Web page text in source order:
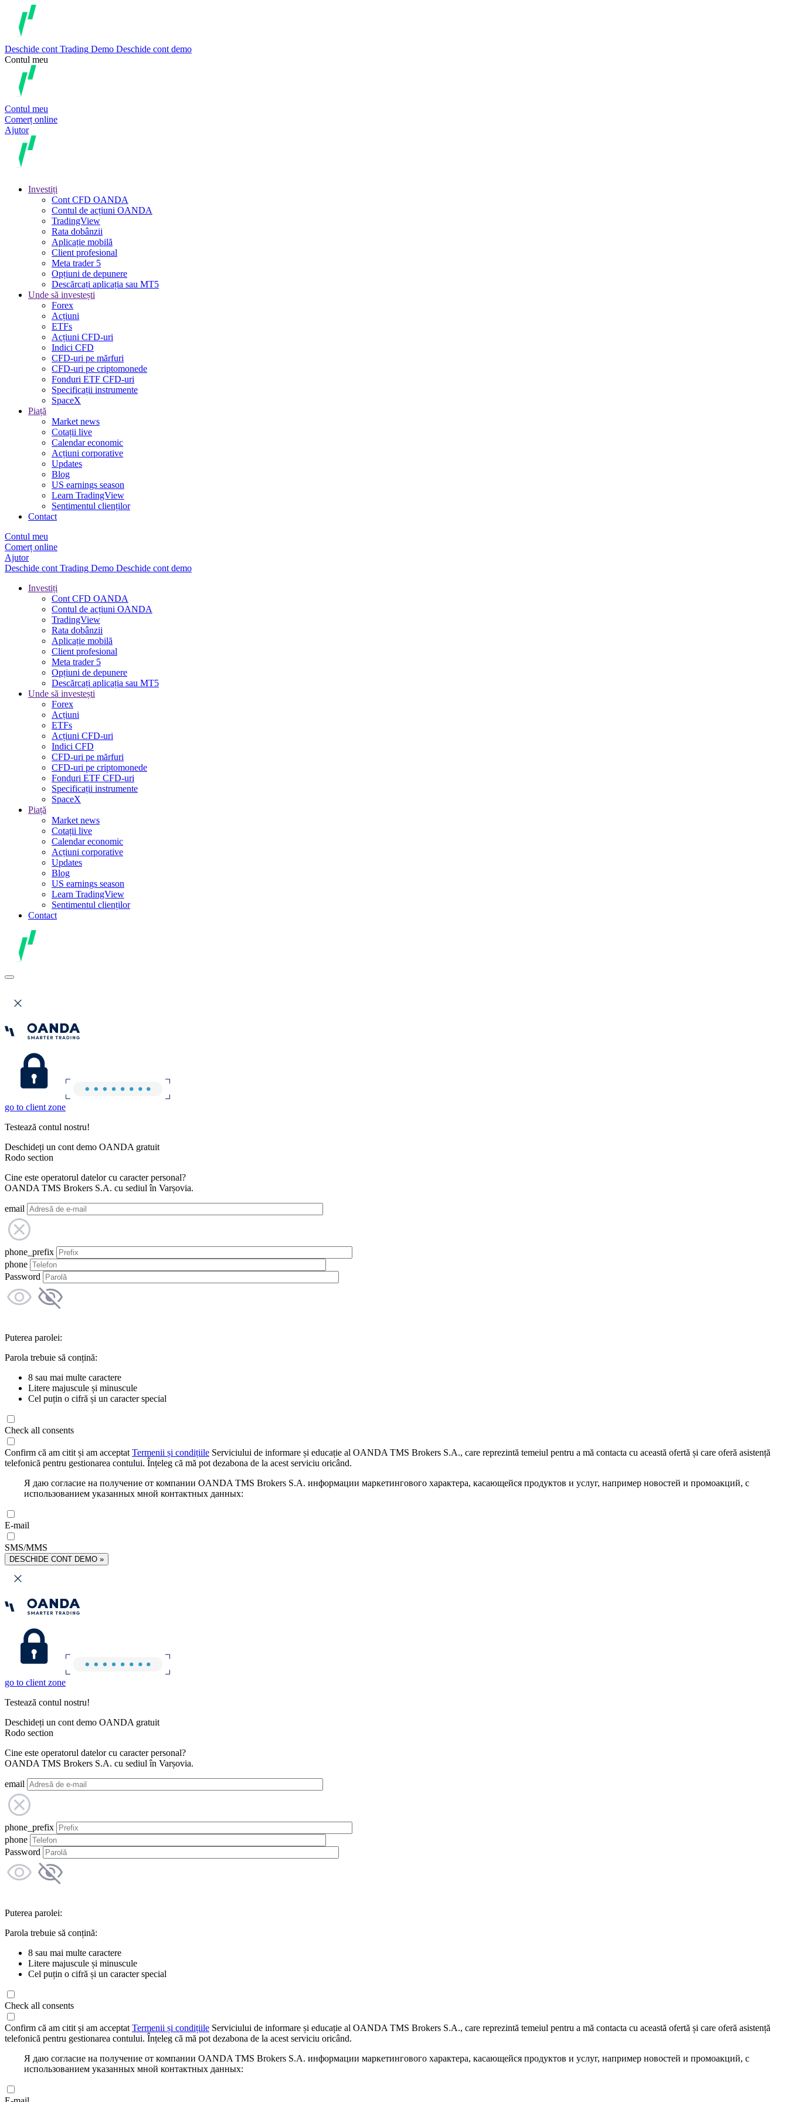
Deschide cont Trading Demo Deschide cont demo
Contul meu
Contul meu
Comerț online
Ajutor
Investiți
Cont CFD OANDA
Contul de acțiuni OANDA
TradingView
Rata dobânzii
Aplicație mobilă
Client profesional
Meta trader 5
Opțiuni de depunere
Descărcați aplicația sau MT5
Unde să investești
Forex
Acțiuni
ETFs
Acțiuni CFD-uri
Indici CFD
CFD-uri pe mărfuri
CFD-uri pe criptomonede
Fonduri ETF CFD-uri
Specificații instrumente
SpaceX
Piață
Market news
Cotații live
Calendar economic
Acțiuni corporative
Updates
Blog
US earnings season
Learn TradingView
Sentimentul clienților
Contact
Contul meu
Comerț online
Ajutor
Deschide cont Trading Demo Deschide cont demo
Investiți
Cont CFD OANDA
Contul de acțiuni OANDA
TradingView
Rata dobânzii
Aplicație mobilă
Client profesional
Meta trader 5
Opțiuni de depunere
Descărcați aplicația sau MT5
Unde să investești
Forex
Acțiuni
ETFs
Acțiuni CFD-uri
Indici CFD
CFD-uri pe mărfuri
CFD-uri pe criptomonede
Fonduri ETF CFD-uri
Specificații instrumente
SpaceX
Piață
Market news
Cotații live
Calendar economic
Acțiuni corporative
Updates
Blog
US earnings season
Learn TradingView
Sentimentul clienților
Contact
go to client zone
Testează contul nostru!
Deschideți un cont demo OANDA gratuit
Rodo section
Cine este operatorul datelor cu caracter personal?
OANDA TMS Brokers S.A. cu sediul în Varșovia.
email
phone_prefix
phone
Password
Puterea parolei:
Parola trebuie să conțină:
8 sau mai multe caractere
Litere majuscule și minuscule
Cel puțin o cifră și un caracter special
Check all consents
Confirm că am citit și am acceptat Termenii și condițiile Serviciului de informare și educație al OANDA TMS Brokers S.A., care reprezintă temeiul pentru a mă contacta cu această ofertă și care oferă asistență
telefonică pentru gestionarea contului. Înțeleg că mă pot dezabona de la acest serviciu oricând.
Я даю согласие на получение от компании OANDA TMS Brokers S.A. информации маркетингового характера, касающейся продуктов и услуг, например новостей и промоакций, с
использованием указанных мной контактных данных:
E-mail
SMS/MMS
DESCHIDE CONT DEMO »
go to client zone
Testează contul nostru!
Deschideți un cont demo OANDA gratuit
Rodo section
Cine este operatorul datelor cu caracter personal?
OANDA TMS Brokers S.A. cu sediul în Varșovia.
email
phone_prefix
phone
Password
Puterea parolei:
Parola trebuie să conțină:
8 sau mai multe caractere
Litere majuscule și minuscule
Cel puțin o cifră și un caracter special
Check all consents
Confirm că am citit și am acceptat Termenii și condițiile Serviciului de informare și educație al OANDA TMS Brokers S.A., care reprezintă temeiul pentru a mă contacta cu această ofertă și care oferă asistență
telefonică pentru gestionarea contului. Înțeleg că mă pot dezabona de la acest serviciu oricând.
Я даю согласие на получение от компании OANDA TMS Brokers S.A. информации маркетингового характера, касающейся продуктов и услуг, например новостей и промоакций, с
использованием указанных мной контактных данных: